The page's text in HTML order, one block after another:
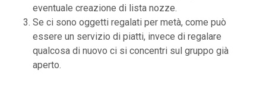
eventuale creazione di lista nozze.
Se ci sono oggetti regalati per metà, come può
essere un servizio di piatti, invece di regalare
qualcosa di nuovo ci si concentri sul gruppo già
aperto.